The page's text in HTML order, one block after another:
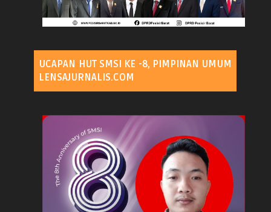
UCAPAN HUT SMSI KE -8, PIMPINAN UMUM
LENSAJURNALIS.COM